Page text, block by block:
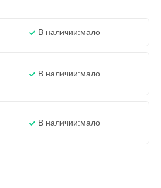
В наличии:мало
В наличии:мало
В наличии:мало